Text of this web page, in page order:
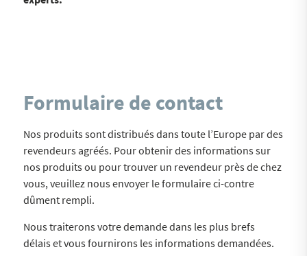
Formulaire de contact
Nos produits sont distribués dans toute l’Europe par des
revendeurs agréés. Pour obtenir des informations sur
nos produits ou pour trouver un revendeur près de chez
vous, veuillez nous envoyer le formulaire ci-contre
dûment rempli.
Nous traiterons votre demande dans les plus brefs
délais et vous fournirons les informations demandées.